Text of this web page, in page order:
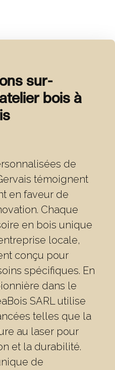
sur-
bois à
de
témoignent
en faveur de
Chaque
en bois unique
locale,
conçu pour
spécifiques. En
dans le
SARL utilise
telles que la
au laser pour
et la durabilité.
de